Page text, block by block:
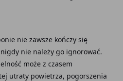
nie zawsze kończy się
nie należy go ignorować.
może z czasem
utraty powietrza, pogorszenia